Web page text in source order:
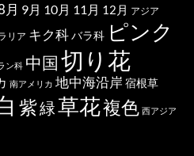
月 9月 10月 11月 12月 アジア
リア キク科バラ科 ピンク
ン科 中国切り花
南アメリカ 地中海沿岸 宿根草
紫緑草花複色 西アジア